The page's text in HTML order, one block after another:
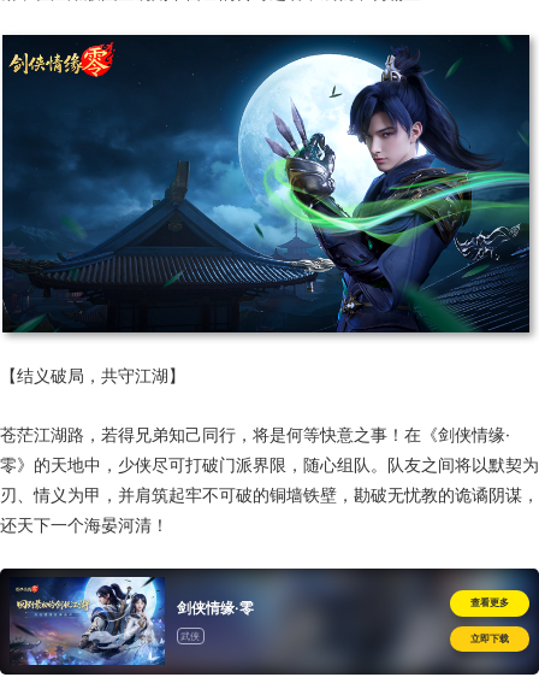
【结义破局，共守江湖】
苍茫江湖路，若得兄弟知己同行，将是何等快意之事！在《剑侠情缘·
零》的天地中，少侠尽可打破门派界限，随心组队。队友之间将以默契为
刃、情义为甲，并肩筑起牢不可破的铜墙铁壁，勘破无忧教的诡谲阴谋，
还天下一个海晏河清！
剑侠情缘·零
武侠
查看更多
立即下载